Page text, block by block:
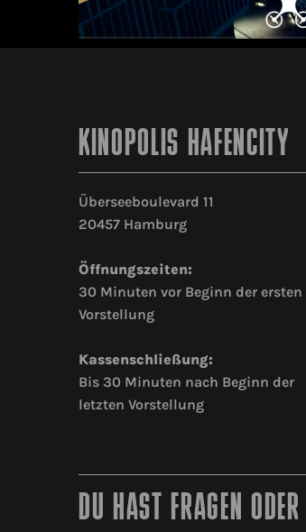
KINOPOLIS HAFENCITY
Überseeboulevard 11
20457 Hamburg
Öffnungszeiten:
30 Minuten vor Beginn der ersten
Vorstellung
Kassenschließung:
Bis 30 Minuten nach Beginn der
letzten Vorstellung
DU HAST FRAGEN